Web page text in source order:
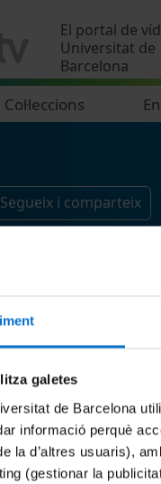
galetes
de Barcelona
informació perquè
la d’altres usuaris),
(gestionar la
El portal de
Universitat de
Barcelona
Col·leccions
Segueix i comparteix